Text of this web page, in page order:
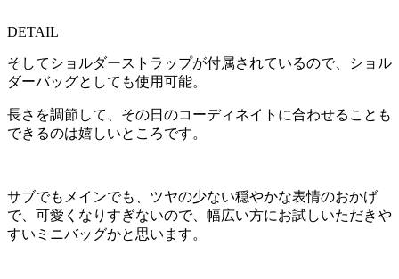
DETAIL
そしてショルダーストラップが付属されているので、ショル
ダーバッグとしても使用可能。
長さを調節して、その日のコーディネイトに合わせることも
できるのは嬉しいところです。
サブでもメインでも、ツヤの少ない穏やかな表情のおかげ
で、可愛くなりすぎないので、幅広い方にお試しいただきや
すいミニバッグかと思います。